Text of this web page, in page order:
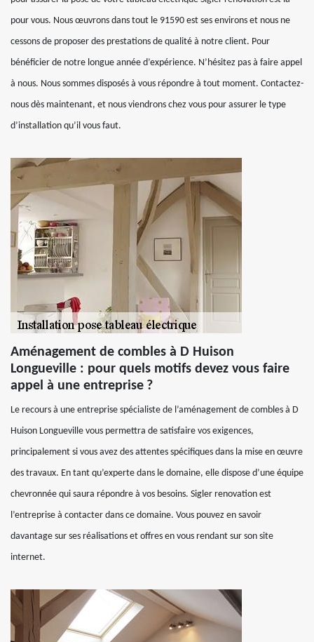
pour vous. Nous œuvrons dans tout le 91590 est ses environs et nous ne
cessons de proposer des prestations de qualité à notre client. Pour
bénéficier de notre longue année d’expérience. N’hésitez pas à faire appel
à nous. Nous sommes disposés à vous répondre à tout moment. Contactez-
nous dès maintenant, et nous viendrons chez vous pour assurer le type
d’installation qu’il vous faut.
Aménagement de combles à D Huison
Longueville : pour quels motifs devez vous faire
appel à une entreprise ?
Le recours à une entreprise spécialiste de l’aménagement de combles à D
Huison Longueville vous permettra de satisfaire vos exigences,
principalement si vous avez des attentes spécifiques dans la mise en œuvre
des travaux. En tant qu’experte dans le domaine, elle dispose d’une équipe
chevronnée qui saura répondre à vos besoins. Sigler renovation est
l’entreprise à contacter dans ce domaine. Vous pouvez en savoir
davantage sur ses réalisations et offres en vous rendant sur son site
internet.